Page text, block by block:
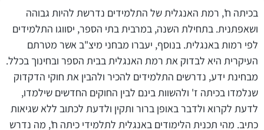
בכיתה ח', רמת האנגלית של התלמידים נדרשת להיות גבוהה
ושאפתנית. בתחילת השנה, במרבית בתי הספר, יסווגו התלמידים
לפי רמות באנגלית. בנוסף, יעברו מבחני מיצ"ב אשר מטרתם
העיקרית היא לבדוק את רמת האנגלית בבית הספר ובחינוך בכלל.
מבחינת ידע, נדרשים התלמידים להכיר ולהבין את חוקי הדקדוק
שנלמדו בכיתה ז' ולהשוות בינם לבין החוקים החדשים שילמדו,
לדעת לקרוא ולדבר באופן ברור ותקין ולדעת לכתוב ללא שגיאות
כתיב. מהי תכנית הלימודים באנגלית לתלמידי כיתה ח', מה נדרש